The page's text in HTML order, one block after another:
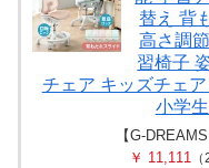
替え 背
高さ調
習椅子
チェア キッズチェ
小学
【G-
￥ 11,111